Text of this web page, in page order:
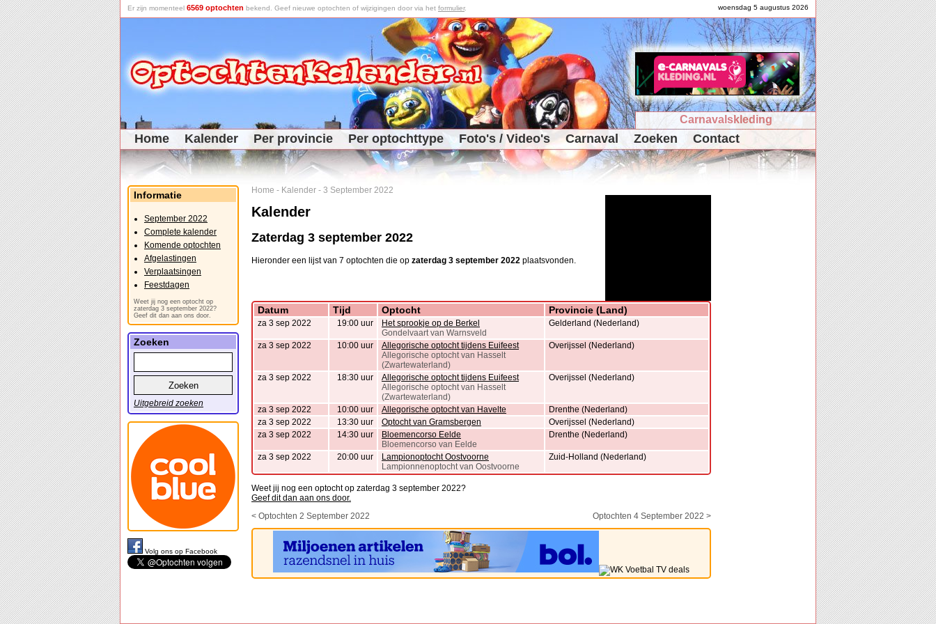
woensdag 5 augustus 2026
Er zijn momenteel 6569 optochten bekend. Geef nieuwe optochten of wijzigingen door via het formulier.
Carnavalskleding
Home Kalender Per provincie Per optochttype Foto's / Video's Carnaval Zoeken Contact
Home - Kalender - 3 September 2022
Kalender
Zaterdag 3 september 2022
Hieronder een lijst van 7 optochten die op zaterdag 3 september 2022 plaatsvonden.
Datum Tijd Optocht Provincie (Land)
za 3 sep 2022 19:00 uur
Het sprookje op de Berkel
Gondelvaart van Warnsveld
Gelderland (Nederland)
za 3 sep 2022 10:00 uur
Allegorische optocht tijdens Euifeest
Allegorische optocht van Hasselt
(Zwartewaterland)
Overijssel (Nederland)
za 3 sep 2022 18:30 uur
Allegorische optocht tijdens Euifeest
Allegorische optocht van Hasselt
(Zwartewaterland)
Overijssel (Nederland)
za 3 sep 2022 10:00 uur Allegorische optocht van Havelte
Drenthe (Nederland)
za 3 sep 2022
13:30 uur Optocht van Gramsbergen
Overijssel (Nederland)
za 3 sep 2022
14:30 uur
Bloemencorso Eelde
Bloemencorso van Eelde
Drenthe (Nederland)
za 3 sep 2022 20:00 uur
Lampionoptocht Oostvoorne
Lampionnenoptocht van Oostvoorne
Zuid-Holland (Nederland)
Weet jij nog een optocht op zaterdag 3 september 2022?
Geef dit dan aan ons door.
< Optochten 2 September 2022
Optochten 4 September 2022 >
Informatie
September 2022
Complete kalender
Komende optochten
Afgelastingen
Verplaatsingen
Feestdagen
Weet jij nog een optocht op
zaterdag 3 september 2022?
Geef dit dan aan ons door.
Zoeken
Uitgebreid zoeken
Volg ons op Facebook